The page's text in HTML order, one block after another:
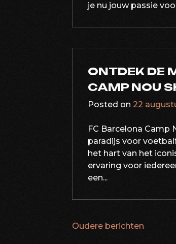
je nu jouw passie
ONTDEK DE
CAMP NOU
Posted on 22
FC Barcelona Camp
paradijs voor
het hart van het
ervaring voor
een...
Oudere berichten